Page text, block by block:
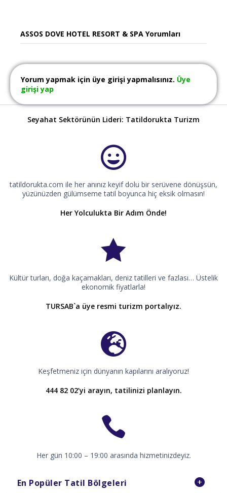
ASSOS DOVE HOTEL RESORT & SPA Yorumları
Yorum yapmak için üye girişi yapmalısınız. Üye
girişi yap
Seyahat Sektörünün Lideri: Tatildorukta Turizm
tatildorukta.com ile her anınız keyif dolu bir serüvene dönüşsün,
yüzünüzden gülümseme tatil boyunca hiç eksik olmasın!
Her Yolculukta Bir Adım Önde!
Kültür turları, doğa kaçamakları, deniz tatilleri ve fazlası… Üstelik
ekonomik fiyatlarla!
TURSAB`a üye resmi turizm portalıyız.
Keşfetmeniz için dünyanın kapılarını aralıyoruz!
444 82 02’yi arayın, tatilinizi planlayın.
Her gün 10:00 – 19:00 arasında hizmetinizdeyiz.
En Popüler Tatil Bölgeleri